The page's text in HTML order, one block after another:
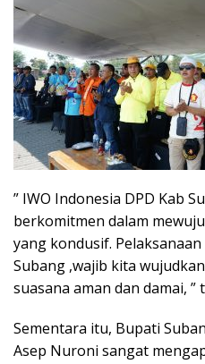
” IWO Indonesia DPD Kab
berkomitmen dalam
yang kondusif.
Subang ,wajib kita
suasana aman dan damai, ”
Sementara itu, Bupati
Asep Nuroni sangat